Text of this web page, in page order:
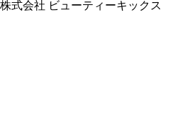
株式会社 ビューティーキックス